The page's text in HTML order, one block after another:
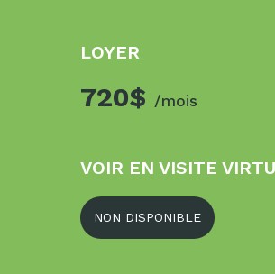
LOYER
720$ /mois
VOIR EN VISITE
NON DISPONIBLE